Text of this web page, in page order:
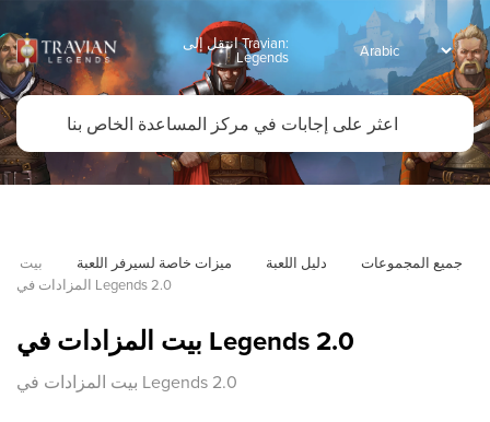
انتقل إلى Travian:
Legends
جميع المجموعات دليل اللعبة ميزات خاصة لسيرفر اللعبة
بيت
المزادات في Legends 2.0
بيت المزادات في Legends 2.0
بيت المزادات في Legends 2.0